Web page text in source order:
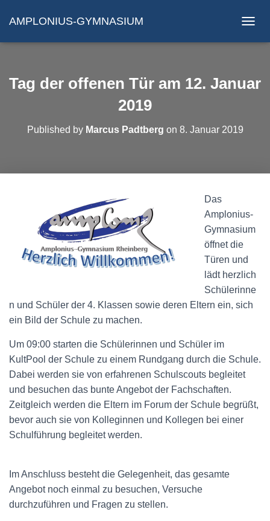
AMPLONIUS-GYMNASIUM
A
A
L
T
Tag der offenen Tür am 12. Januar
2019
Published by Marcus Padtberg on 8. Januar 2019
Das
Amplonius-
Gymnasium
öffnet die
Türen und
lädt herzlich
Schülerinne
n und Schüler der 4. Klassen sowie deren Eltern ein, sich
ein Bild der Schule zu machen.
Um 09:00 starten die Schülerinnen und Schüler im
KultPool der Schule zu einem Rundgang durch die Schule.
Dabei werden sie von erfahrenen Schulscouts begleitet
und besuchen das bunte Angebot der Fachschaften.
Zeitgleich werden die Eltern im Forum der Schule begrüßt,
bevor auch sie von Kolleginnen und Kollegen bei einer
Schulführung begleitet werden.
Im Anschluss besteht die Gelegenheit, das gesamte
Angebot noch einmal zu besuchen, Versuche
durchzuführen und Fragen zu stellen.